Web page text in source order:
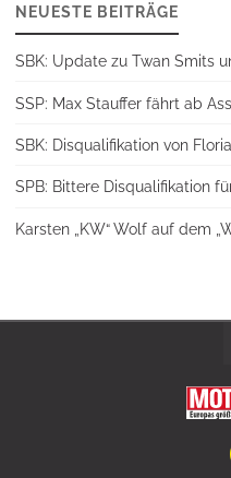
NEUESTE BEITRÄGE
SBK: Update zu Twan Smits
SSP: Max Stauffer fährt ab
SBK: Disqualifikation von
SPB: Bittere Disqualifikation
Karsten „KW“ Wolf auf dem